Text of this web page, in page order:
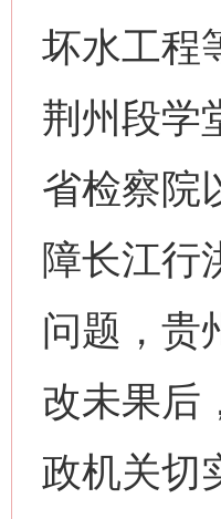
坏水工程
荆州段学
省检察院
障长江行
问题，贵
改未果后
政机关切